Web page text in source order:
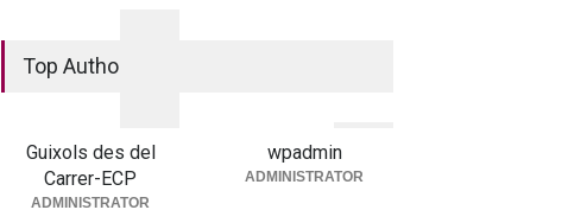
→ 25 de juny de 2026. Ple
Top Authors
Guixols des del
Carrer-ECP
ADMINISTRATOR
wpadmin
ADMINISTRATOR